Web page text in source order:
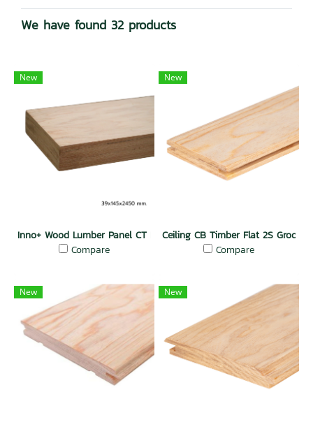
We have found 32 products
New
Inno+ Wood Lumber Panel CT Flat Natural
Compare
New
Ceiling CB Timber Flat 2S Groove
Compare
New New